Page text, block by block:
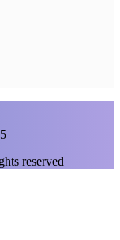
reserved